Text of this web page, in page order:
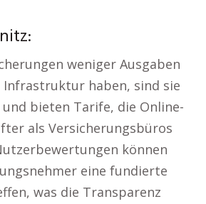
weniger Ausgaben
haben, sind sie
bieten Tarife, die Online-
als Versicherungsbüros
können
eine fundierte
was die Transparenz